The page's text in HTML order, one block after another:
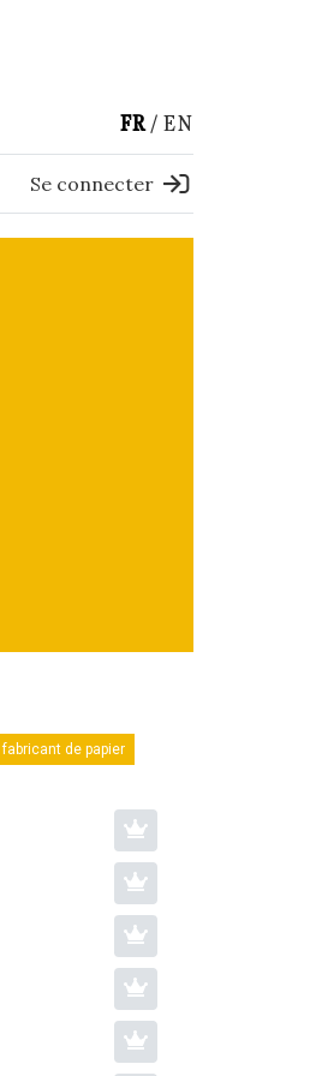
FR EN
Se connecter
fabricant de papier